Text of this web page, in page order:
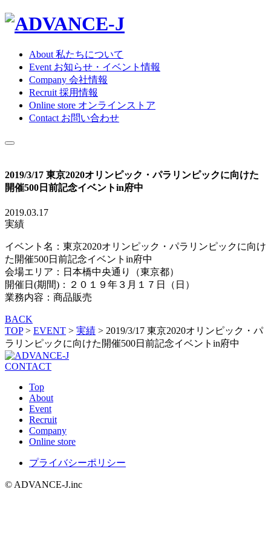
About 私たちについて
Event お知らせ・イベント情報
Company 会社情報
Recruit 採用情報
Online store オンラインストア
Contact お問い合わせ
2019/3/17 東京2020オリンピック・パラリンピックに向けた
開催500日前記念イベントin府中
2019.03.17
実績
イベント名：東京2020オリンピック・パラリンピックに向け
た開催500日前記念イベントin府中
会場エリア：日本橋中央通り（東京都）
開催日(期間)：２０１９年３月１７日（日）
業務内容：商品販売
BACK
TOP> EVENT > 実績 > 2019/3/17 東京2020オリンピック・パ
ラリンピックに向けた開催500日前記念イベントin府中
CONTACT
Top
About
Event
Recruit
Company
Online store
プライバシーポリシー
© ADVANCE-J.inc